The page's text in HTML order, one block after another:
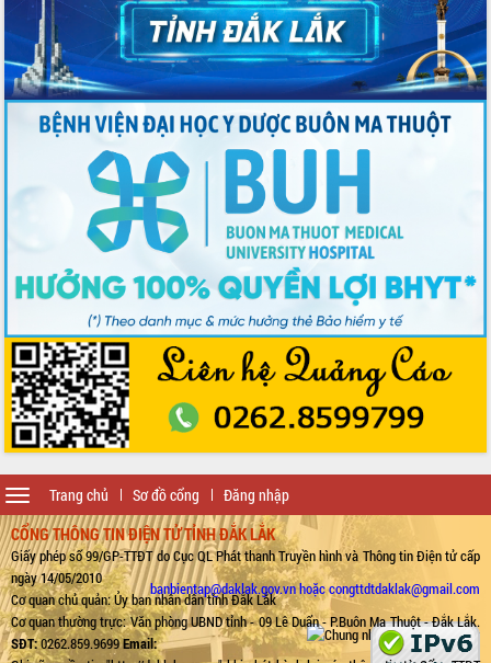
Trang chủ Sơ đồ cổng Đăng nhập
Toggle
navigation
CỔNG THÔNG TIN ĐIỆN TỬ TỈNH ĐẮK LẮK
Giấy phép số 99/GP-TTĐT do Cục QL Phát thanh Truyền hình và Thông tin Điện tử cấp
ngày 14/05/2010
Cơ quan chủ quản: Ủy ban nhân dân tỉnh Đắk Lắk
Cơ quan thường trực: Văn phòng UBND tỉnh - 09 Lê Duẩn - P.Buôn Ma Thuột - Đắk Lắk.
SĐT:0262.859.9699Email:
banbientap@daklak.gov.vn hoặc congttdtdaklak@gmail.com